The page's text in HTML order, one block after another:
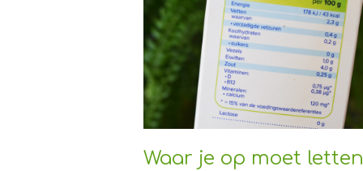
Waar je op moet letten